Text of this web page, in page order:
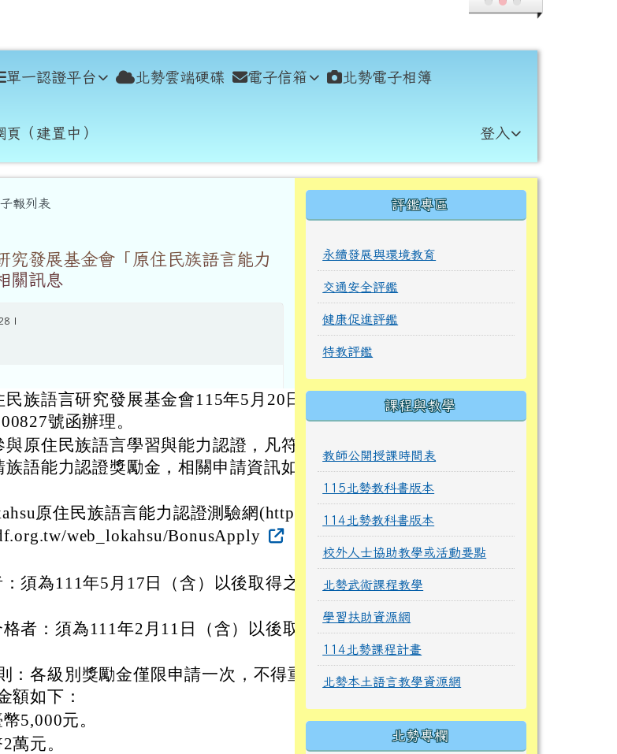
單一認證平台 北勢雲端硬碟 電子信箱 北勢電子相簿
頁（建置中） 登入
報列表
究發展基金會「原住民族語言能力
關訊息
|
族語言研究發展基金會115年5月20日
號函辦理。
原住民族語言學習與能力認證，凡符合
語能力認證獎勵金，相關申請資訊如
原住民族語言能力認證測驗網(http
web_lokahsu/BonusApply
須為111年5月17日（含）以後取得之
者：須為111年2月11日（含）以後取
：各級別獎勵金僅限申請一次，不得重
額如下：
5,000元。
萬元。
右邊區域內容
評鑑專區
永續發展與環境教育
交通安全評鑑
健康促進評鑑
特教評鑑
課程與教學
教師公開授課時間表
115北勢教科書版本
114北勢教科書版本
校外人士協助教學或活動要點
北勢武術課程教學
學習扶助資源網
114北勢課程計畫
北勢本土語言教學資源網
北勢專欄